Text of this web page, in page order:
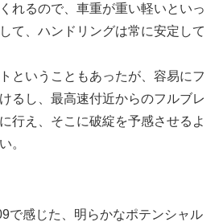
れるので、車重が重い軽いといっ
て、ハンドリングは常に安定して
ということもあったが、容易にフ
るし、最高速付近からのフルブレ
行え、そこに破綻を予感させるよ
。
で感じた、明らかなポテンシャル